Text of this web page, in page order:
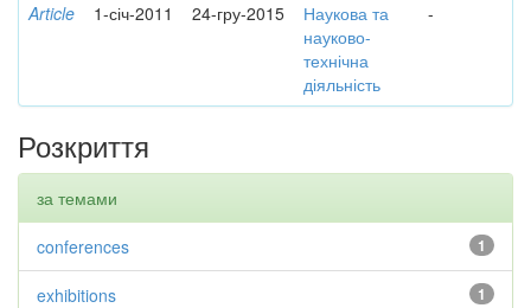
Article 1-січ-2011 24-гру-2015
Наукова та
науково-
технічна
діяльність
-
Розкриття
за темами
1
conferences
1
exhibitions